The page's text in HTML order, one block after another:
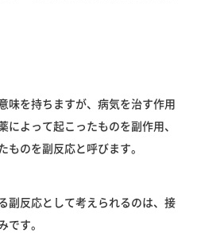
味を持ちますが、病気を治す作用
によって起こったものを副作用、
ものを副反応と呼びます。
副反応として考えられるのは、接
です。